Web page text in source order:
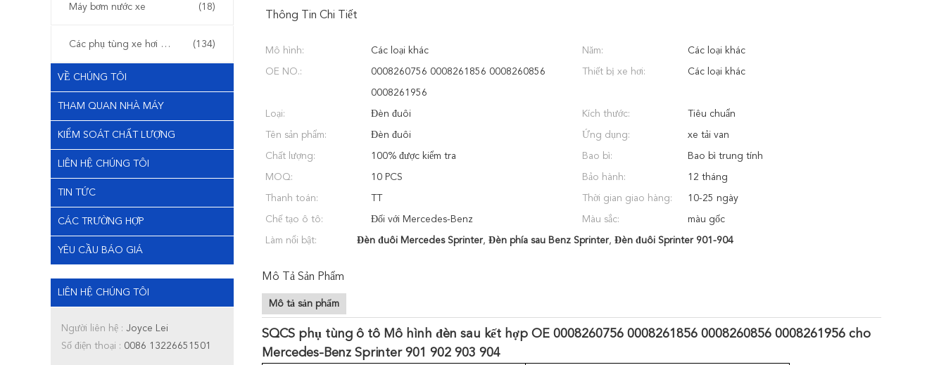
Máy bơm nước xe (18)
Các phụ tùng xe hơi khác (134)
VỀ CHÚNG TÔI
THAM QUAN NHÀ MÁY
KIỂM SOÁT CHẤT LƯỢNG
LIÊN HỆ CHÚNG TÔI
TIN TỨC
CÁC TRƯỜNG HỢP
YÊU CẦU BÁO GIÁ
LIÊN HỆ CHÚNG TÔI
Người liên hệ : Joyce Lei
Số điện thoại : 0086 13226651501
Thông Tin Chi Tiết
Mô hình: Các loại khác Năm: Các loại khác
OE NO.: 0008260756 0008261856 0008260856
0008261956
Thiết bị xe hơi: Các loại khác
Loại: Đèn đuôi Kích thước: Tiêu chuẩn
Tên sản phẩm: Đèn đuôi Ứng dụng: xe tải van
Chất lượng: 100% được kiểm tra Bao bì: Bao bì trung tính
MOQ: 10 PCS Bảo hành: 12 tháng
Thanh toán: Thời gian giao hàng: 10-25 ngày
Chế tạo ô tô: Đối với Mercedes-Benz Màu sắc: màu gốc
Làm nổi bật: Đèn đuôi Mercedes Sprinter, Đèn phía sau Benz Sprinter, Đèn đuôi Sprinter 901-904
Mô Tả Sản Phẩm
Mô tả sản phẩm
SQCS phụ tùng ô tô Mô hình đèn sau kết hợp OE 0008260756 0008261856 0008260856 0008261956 cho
Mercedes-Benz Sprinter 901 902 903 904